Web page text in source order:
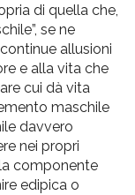
di quella che,
se ne
allusioni
e alla vita che
cui dà vita
maschile
davvero
nei propri
componente
edipica o